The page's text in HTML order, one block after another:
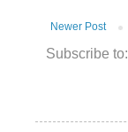
Newer Post
Subscribe to: